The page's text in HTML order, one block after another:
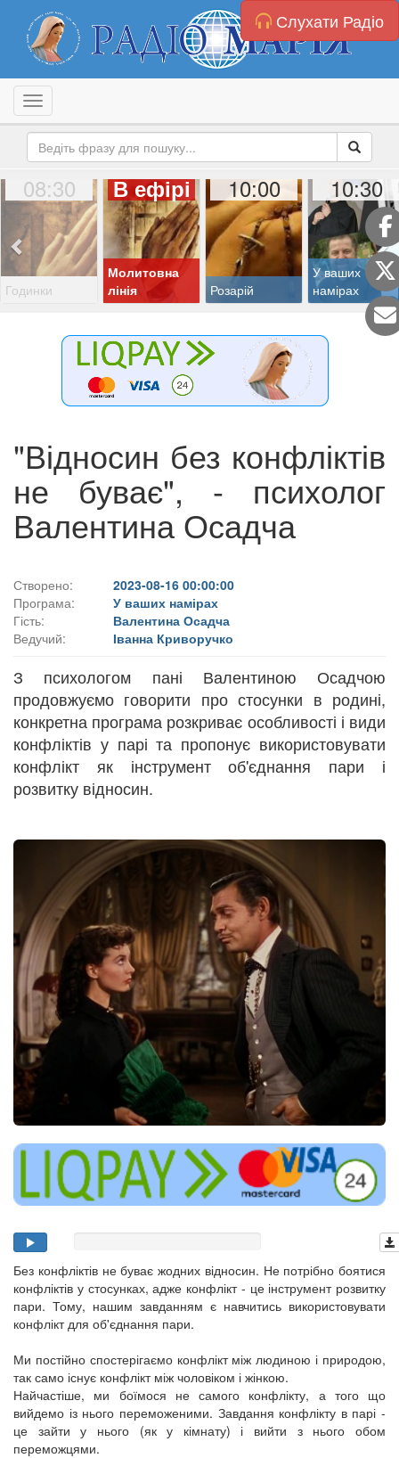
Слухати Радіо
Toggle navigation
08:30
Годинки
В ефірі
Молитовна
лінія
10:00
Розарій
10:30
У ваших
намірах
"Відносин без конфліктів
не буває", - психолог
Валентина Осадча
Створено:
2023-08-16 00:00:00
Програма:
У ваших намірах
Гість:
Валентина Осадча
Ведучий:
Іванна Криворучко
З психологом пані Валентиною Осадчою
продовжуємо говорити про стосунки в родині,
конкретна програма розкриває особливості і види
конфліктів у парі та пропонує використовувати
конфлікт як інструмент об'єднання пари і
розвитку відносин.
Без конфліктів не буває жодних відносин. Не потрібно боятися
конфліктів у стосунках, адже конфлікт - це інструмент розвитку
пари. Тому, нашим завданням є навчитись використовувати
конфлікт для об'єднання пари.
Ми постійно спостерігаємо конфлікт між людиною і природою,
так само існує конфлікт між чоловіком і жінкою.
Найчастіше, ми боїмося не самого конфлікту, а того що
вийдемо із нього переможеними. Завдання конфлікту в парі -
це зайти у нього (як у кімнату) і вийти з нього обом
переможцями.